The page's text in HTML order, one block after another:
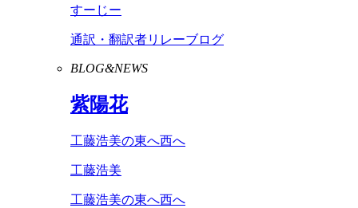
すーじー
通訳・翻訳者リレーブログ
BLOG&NEWS
紫陽花
工藤浩美の東へ西へ
工藤浩美
工藤浩美の東へ西へ